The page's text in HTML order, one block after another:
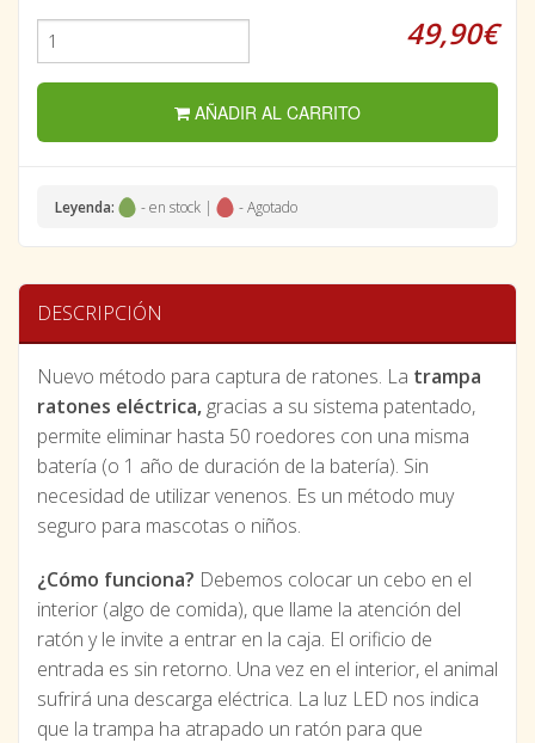
49,90€
AÑADIR AL CARRITO
Leyenda: - en stock | - Agotado
DESCRIPCIÓN
Nuevo método para captura de ratones. La trampa
ratones eléctrica, gracias a su sistema patentado,
permite eliminar hasta 50 roedores con una misma
batería (o 1 año de duración de la batería). Sin
necesidad de utilizar venenos. Es un método muy
seguro para mascotas o niños.
¿Cómo funciona? Debemos colocar un cebo en el
interior (algo de comida), que llame la atención del
ratón y le invite a entrar en la caja. El orificio de
entrada es sin retorno. Una vez en el interior, el animal
sufrirá una descarga eléctrica. La luz LED nos indica
que la trampa ha atrapado un ratón para que